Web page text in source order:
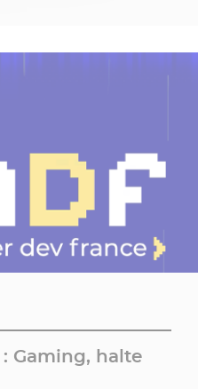
Gaming, halte